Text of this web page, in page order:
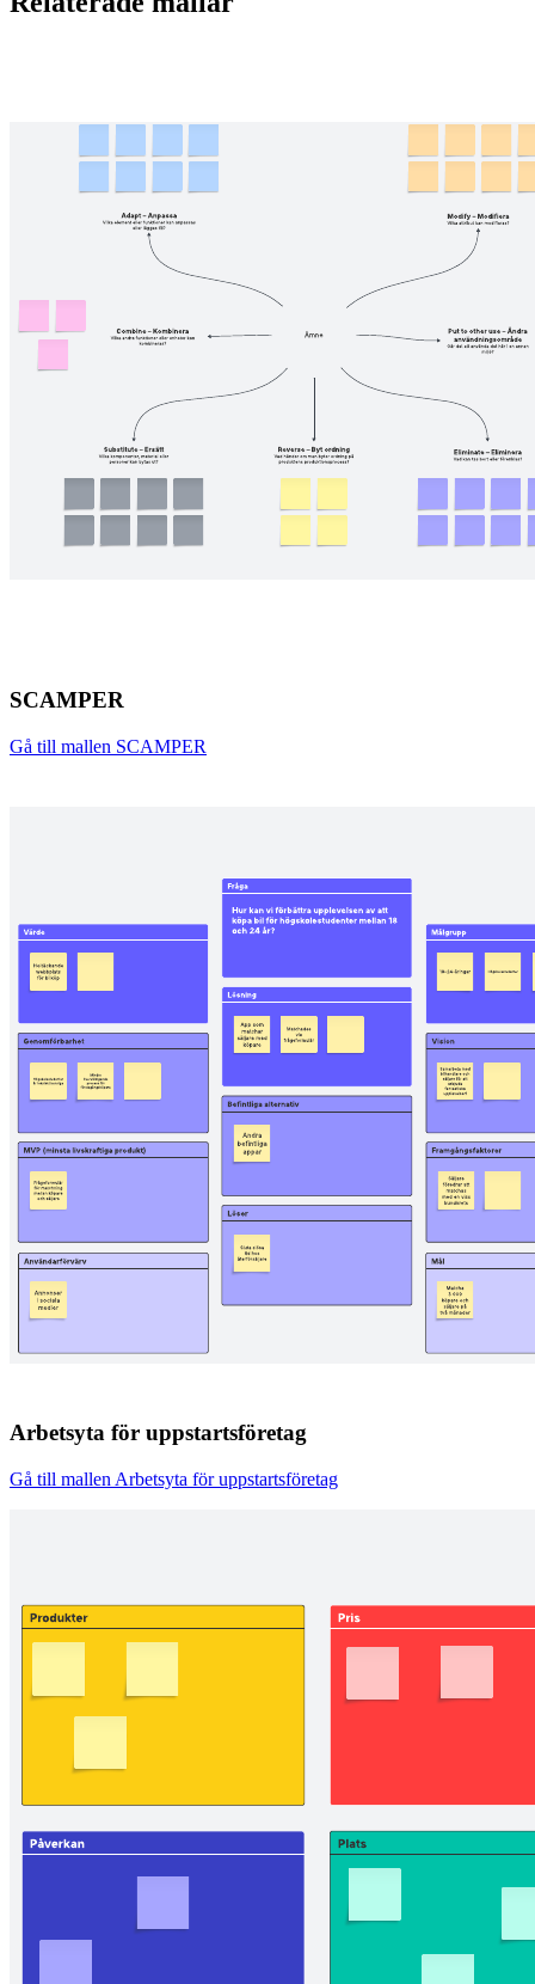
SCAMPER
Gå till mallen SCAMPER
Arbetsyta för uppstartsföretag
Gå till mallen Arbetsyta för uppstartsföretag